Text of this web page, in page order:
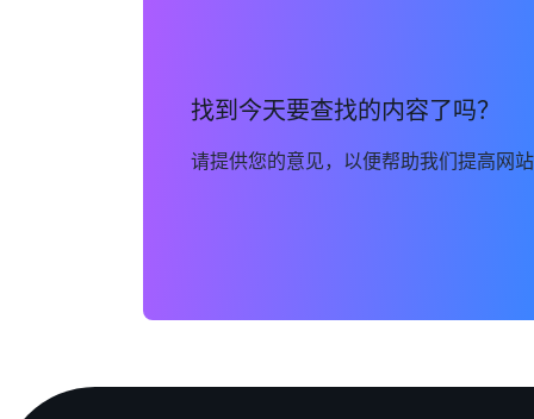
找到今天要查找的内容了吗？
请提供您的意见，以便帮助我们提高网站